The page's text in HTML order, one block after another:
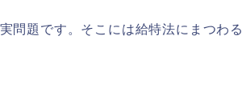
問題です。そこには給特法にまつわる